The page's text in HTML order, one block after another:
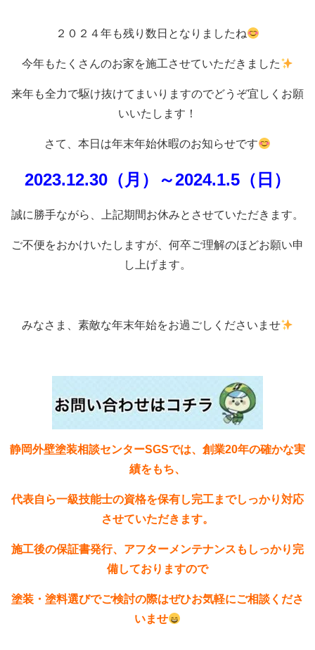
２０２４年も残り数日となりましたね
今年もたくさんのお家を施工させていただきました
来年も全力で駆け抜けてまいりますのでどうぞ宜しくお願
いいたします！
さて、本日は年末年始休暇のお知らせです
2023.12.30（月）～2024.1.5（日）
誠に勝手ながら、上記期間お休みとさせていただきます。
ご不便をおかけいたしますが、何卒ご理解のほどお願い申
し上げます。
みなさま、素敵な年末年始をお過ごしくださいませ
静岡外壁塗装相談センターSGSでは、創業20年の確かな実
績をもち、
代表自ら一級技能士の資格を保有し完工までしっかり対応
させていただきます。
施工後の保証書発行、アフターメンテナンスもしっかり完
備しておりますので
塗装・塗料選びでご検討の際はぜひお気軽にご相談くださ
いませ